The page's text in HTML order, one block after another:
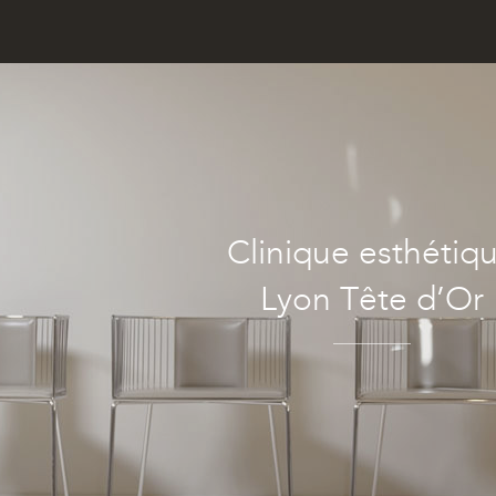
Clinique
Lyon Tête d’Or